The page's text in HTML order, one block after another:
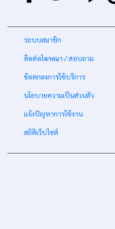
ระบบสมาชิก
ติดต่อโฆษณา / สอบถาม
ข้อตกลงการใช้บริการ
นโยบายความเป็นส่วนตัว
แจ้งปัญหาการใช้งาน
สถิติเว็บไซต์